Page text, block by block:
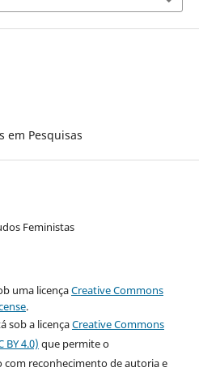
em Pesquisas
Feministas
uma licençaCreative Commons
.
sob a licençaCreative Commons
BY 4.0) que permite o
reconhecimento de autoria e